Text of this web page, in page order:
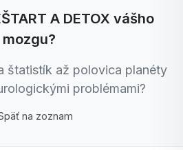
A DETOX vášho
mozgu?
štatistík až polovica planéty
problémami?
na zoznam